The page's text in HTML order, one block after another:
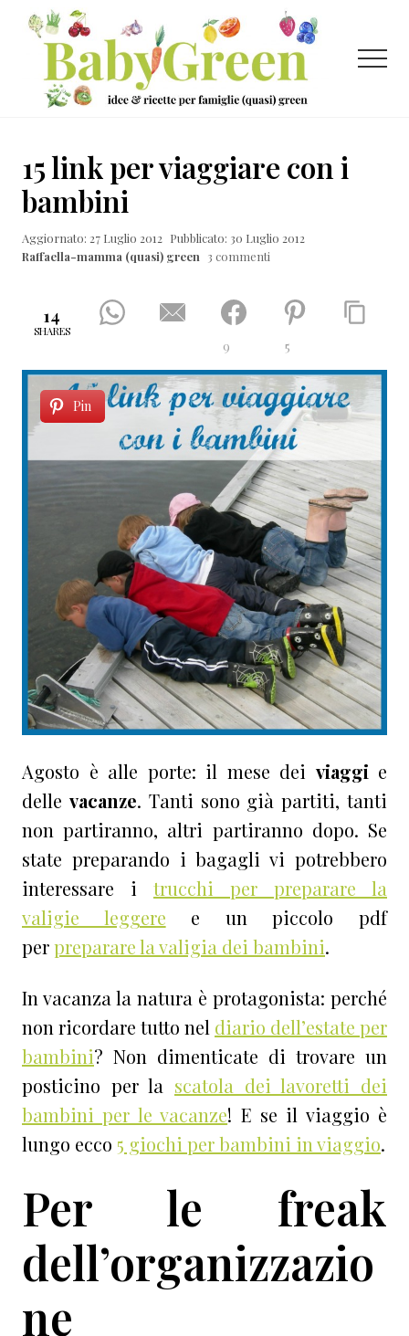
Menu
Passa
contenuto
principale
Passa
laterale
primaria
Passa
ricette
per
famiglie
Menu
15 link per viaggiare con i
bambini
Aggiornato: 27 Luglio 2012 Pubblicato: 30 Luglio 2012
Raffaella-mamma (quasi) green 3 commenti
14
SHARES
9 5
Pin
Agosto è alle porte: il mese dei viaggi e
delle vacanze. Tanti sono già partiti, tanti
non partiranno, altri partiranno dopo. Se
state preparando i bagagli vi potrebbero
interessare i trucchi per preparare la
valigie leggere e un piccolo pdf
perpreparare la valigia dei bambini.
In vacanza la natura è protagonista: perché
non ricordare tutto nel diario dell’estate per
bambini? Non dimenticate di trovare un
posticino per la scatola dei lavoretti dei
bambini per le vacanze! E se il viaggio è
lungo ecco 5 giochi per bambini in viaggio.
Per le freak
dell’organizzazio
ne